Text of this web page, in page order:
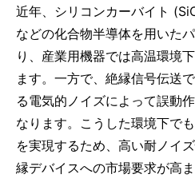
近年、シリコンカーバイト
などの化合物半導体を用いた
り、産業用機器では高温環境
ます。一方で、絶縁信号伝送
る電気的ノイズによって誤動
なります。こうした環境下で
を実現するため、高い耐ノイ
縁デバイスへの市場要求が高ま